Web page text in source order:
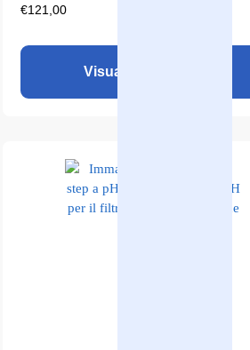
€121,00
Visualizza il prodotto